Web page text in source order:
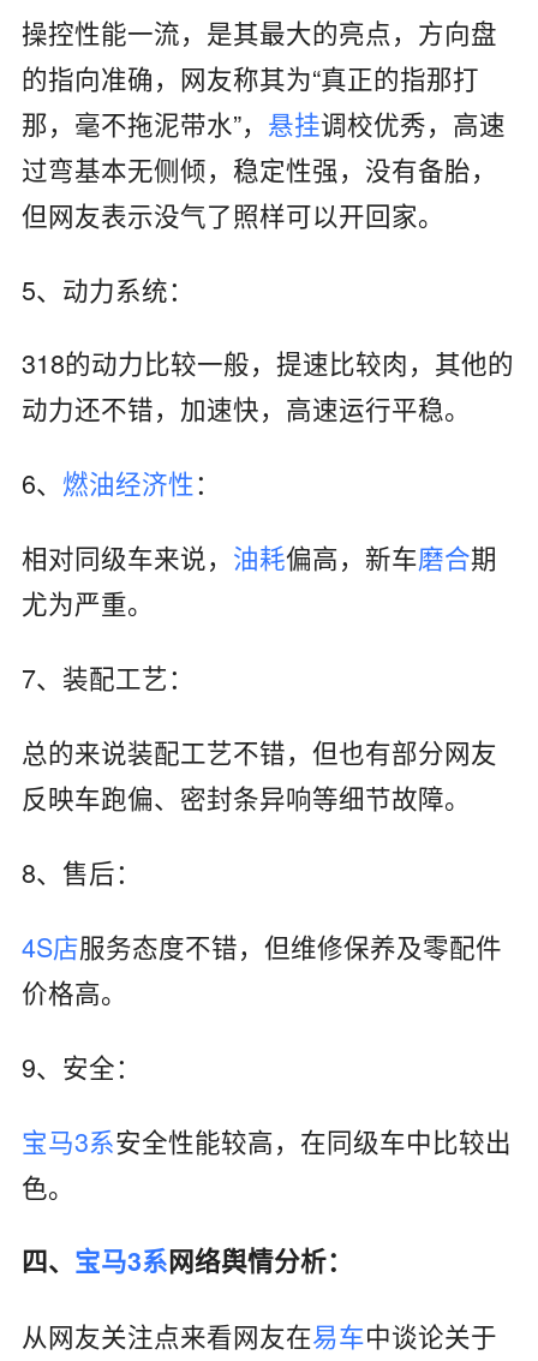
操控性能一流，是其最大的亮点，方向盘
的指向准确，网友称其为“真正的指那打
那，毫不拖泥带水”， 悬挂调校优秀，高速
过弯基本无侧倾，稳定性强，没有备胎，
但网友表示没气了照样可以开回家。
5、动力系统：
318的动力比较一般，提速比较肉，其他的
动力还不错，加速快，高速运行平稳。
6、 燃油经济性：
相对同级车来说， 油耗偏高，新车磨合期
尤为严重。
7、装配工艺：
总的来说装配工艺不错，但也有部分网友
反映车跑偏、密封条异响等细节故障。
8、售后：
4S店服务态度不错，但维修保养及零配件
价格高。
9、安全：
宝马3系安全性能较高，在同级车中比较出
色。
四、 宝马3系网络舆情分析：
从网友关注点来看网友在易车中谈论关于